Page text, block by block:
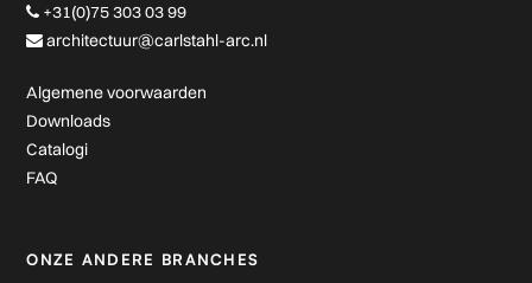
+31(0)75 303 03 99
architectuur@carlstahl-arc.nl
Algemene voorwaarden
Downloads
Catalogi
FAQ
ONZE ANDERE BRANCHES